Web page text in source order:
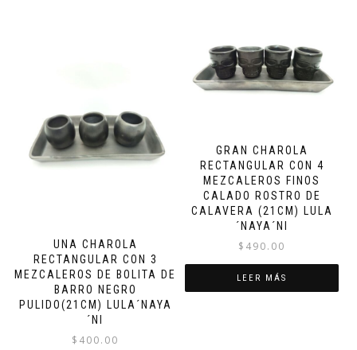
UNA CHAROLA
RECTANGULAR CON 3
MEZCALEROS DE BOLITA DE
BARRO NEGRO
PULIDO(21CM) LULA´NAYA
´NI
$ 400.00
GRAN CHAROLA
RECTANGULAR CON 4
MEZCALEROS FINOS
CALADO ROSTRO DE
CALAVERA (21CM) LULA
´NAYA´NI
$ 490.00
LEER MÁS